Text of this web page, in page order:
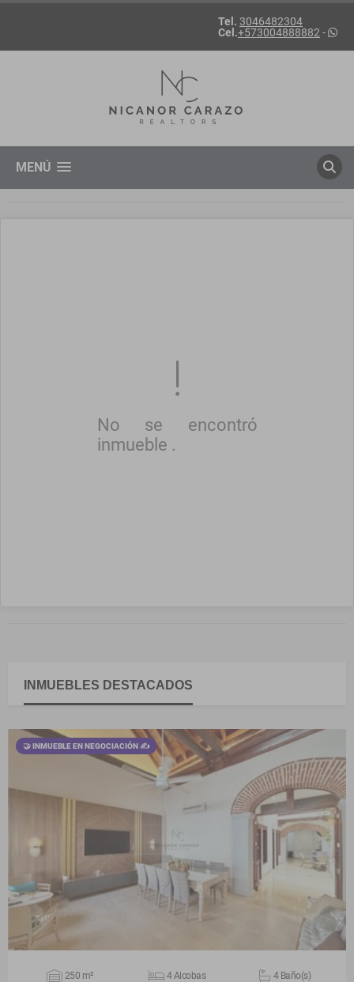
Tel. 3046482304
Cel.+573004888882 -
MENÚ
No se encontró
inmueble .
INMUEBLES DESTACADOS
🤝 INMUEBLE EN NEGOCIACIÓN ✍
VER DETALLES
250 m² 4 Alcobas 4 Baño(s)